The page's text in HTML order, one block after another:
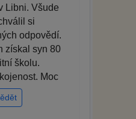
Libni. Všude
si
odpovědí.
získal syn 80
školu.
Moc